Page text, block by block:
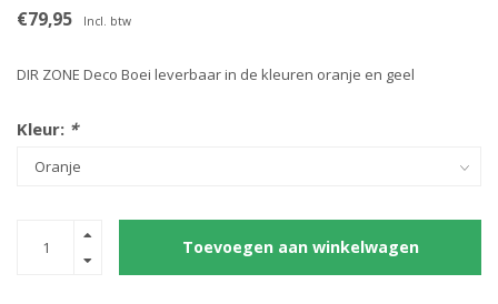
€79,95 Incl. btw
DIR ZONE Deco Boei leverbaar in de kleuren oranje en geel
Kleur: *
Toevoegen aan winkelwagen